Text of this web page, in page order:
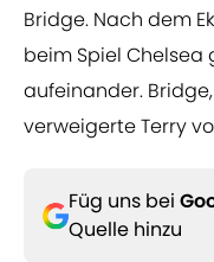
Bridge. Nach dem
beim Spiel
aufeinander.
verweigerte Terry
Füg uns bei
Quelle hinzu